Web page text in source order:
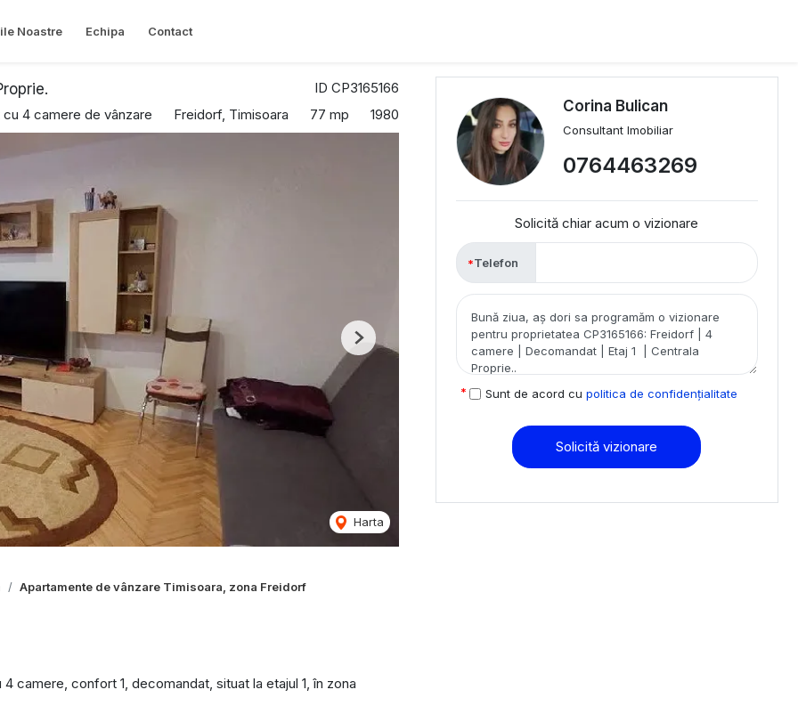
Noastre Echipa Contact
ID CP3165166
4 camere de vânzare Freidorf, Timisoara 77 mp 1980
Harta
Next
Apartamente de vânzare Timisoara, zona Freidorf
camere, confort 1, decomandat, situat la etajul 1, în zona
Corina Bulican
Consultant Imobiliar
0764463269
Solicită chiar acum o vizionare
Telefon
Sunt de acord cu politica de confidențialitate
Solicită vizionare